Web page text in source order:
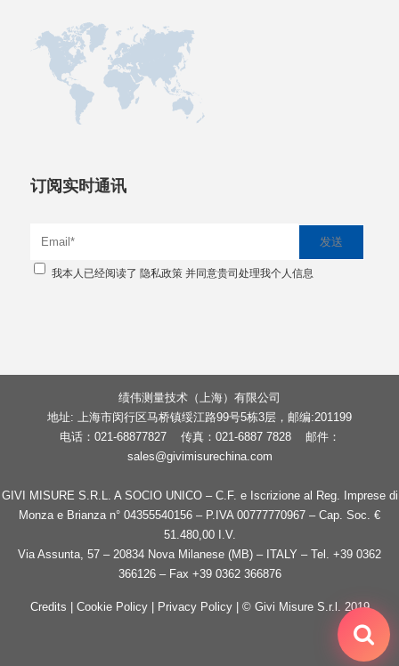
订阅实时通讯
我本人已经阅读了 隐私政策并同意贵司处理我个人信息
绩伟测量技术（上海）有限公司
地址: 上海市闵行区马桥镇绥江路99号5栋3层，邮编:201199
电话：021-68877827 传真：021-6887 7828 邮件：
sales@givimisurechina.com
GIVI MISURE S.R.L. A SOCIO UNICO – C.F. e Iscrizione al Reg. Imprese di
Monza e Brianza n° 04355540156 – P.IVA 00777770967 – Cap. Soc. €
51.480,00 I.V.
Via Assunta, 57 – 20834 Nova Milanese (MB) – ITALY – Tel. +39 0362
366126 – Fax +39 0362 366876
Credits | Cookie Policy| Privacy Policy| © Givi Misure S.r.l. 2019